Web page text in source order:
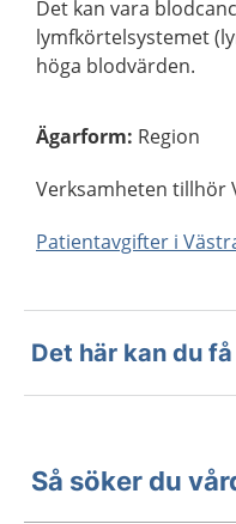
Det kan vara
lymfkörtelsystemet
höga blodvärden.
Ägarform: Region
Verksamheten tillhör
Patientavgifter i
Det här kan du
Så söker du